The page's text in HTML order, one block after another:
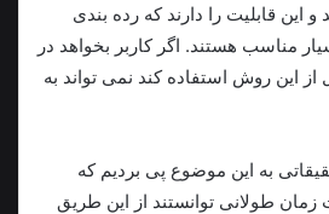
این قابلیت را دارند که رده بندی
مناسب هستند. اگر کاربر بخواهد در
از این روش استفاده کند نمی تواند به
به این موضوع پی بردیم که
زمان طولانی توانستند از این طریق